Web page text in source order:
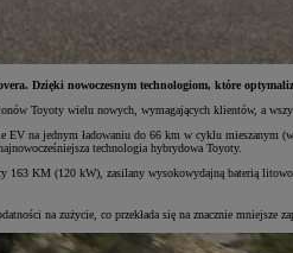
Dzięki nowoczesnym technologiom, które
Toyoty wielu nowych, wymagających klientów, a
na jednym ładowaniu do 66 km w cyklu mieszanym
technologia hybrydowa Toyoty.
KM (120 kW), zasilany wysokowydajną baterią
na zużycie, co przekłada się na znacznie